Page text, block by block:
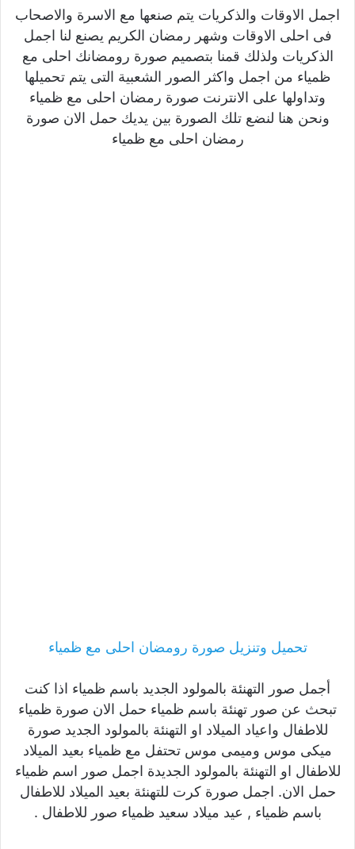
اجمل الاوقات والذكريات يتم صنعها مع الاسرة والاصحاب
فى احلى الاوقات وشهر رمضان الكريم يصنع لنا اجمل
الذكريات ولذلك قمنا بتصميم صورة رومضانك احلى مع
ظمياء من اجمل واكثر الصور الشعبية التى يتم تحميلها
وتداولها على الانترنت صورة رمضان احلى مع ظمياء
ونحن هنا لنضع تلك الصورة بين يديك حمل الان صورة
رمضان احلى مع ظمياء
تحميل وتنزيل صورة رومضان احلى مع ظمياء
أجمل صور التهنئة بالمولود الجديد باسم ظمياء اذا كنت
تبحث عن صور تهنئة باسم ظمياء حمل الان صورة ظمياء
للاطفال واعياد الميلاد او التهنئة بالمولود الجديد صورة
ميكى موس وميمى موس تحتفل مع ظمياء بعيد الميلاد
للاطفال او التهنئة بالمولود الجديدة اجمل صور اسم ظمياء
حمل الان. اجمل صورة كرت للتهنئة بعيد الميلاد للاطفال
باسم ظمياء , عيد ميلاد سعيد ظمياء صور للاطفال .